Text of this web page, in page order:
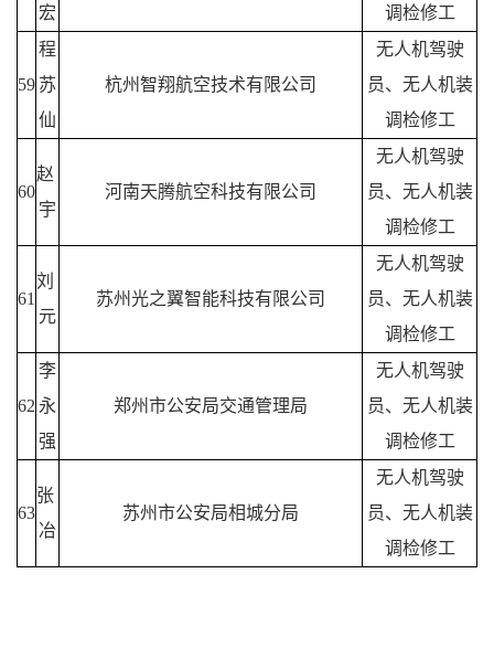
宏
调检修工
59
程
苏
仙
杭州智翔航空技术有限公司
无人机驾驶
员、无人机装
调检修工
60
赵
宇
河南天腾航空科技有限公司
无人机驾驶
员、无人机装
调检修工
61
刘
元
苏州光之翼智能科技有限公司
无人机驾驶
员、无人机装
调检修工
62
李
永
强
郑州市公安局交通管理局
无人机驾驶
员、无人机装
调检修工
63
张
冶
苏州市公安局相城分局
无人机驾驶
员、无人机装
调检修工